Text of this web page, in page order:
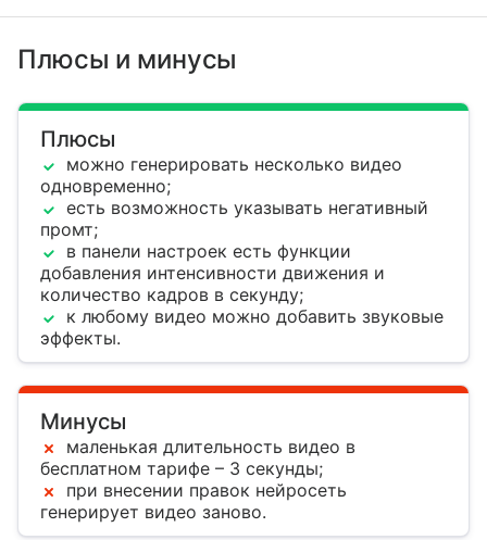
Плюсы и минусы
Плюсы
можно генерировать несколько видео
одновременно;
есть возможность указывать негативный
промт;
в панели настроек есть функции
добавления интенсивности движения и
количество кадров в секунду;
к любому видео можно добавить звуковые
эффекты.
Минусы
маленькая длительность видео в
бесплатном тарифе – 3 секунды;
при внесении правок нейросеть
генерирует видео заново.